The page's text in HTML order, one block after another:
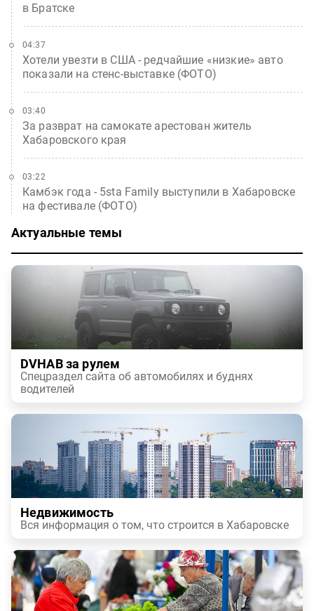
в Братске
Хотели увезти в США - редчайшие «низкие» авто
показали на стенс-выставке (ФОТО)
04:37
За разврат на самокате арестован житель
Хабаровского края
03:40
Камбэк года - 5sta Family выступили в Хабаровске
на фестивале (ФОТО)
03:22
Актуальные темы
DVHAB за рулем
Спецраздел сайта об автомобилях и буднях
водителей
Недвижимость
Вся информация о том, что строится в Хабаровске